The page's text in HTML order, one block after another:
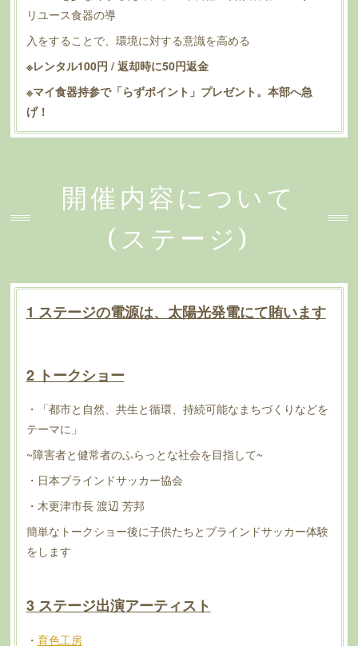
リユース食器の導
入をすることで、環境に対する意識を高める
※レンタル100円 / 返却時に50円返金
※マイ食器持参で「らずポイント」プレゼント。本部へ急
げ！
開催内容について
(ステージ)
1 ステージの電源は、太陽光発電にて賄います
2 トークショー
・「都市と自然、共生と循環、持続可能なまちづくりなどを
テーマに」
~障害者と健常者のふらっとな社会を目指して~
・日本ブラインドサッカー協会
・木更津市長 渡辺 芳邦
簡単なトークショー後に子供たちとブラインドサッカー体験
をします
3 ステージ出演アーティスト
・ 育色工房